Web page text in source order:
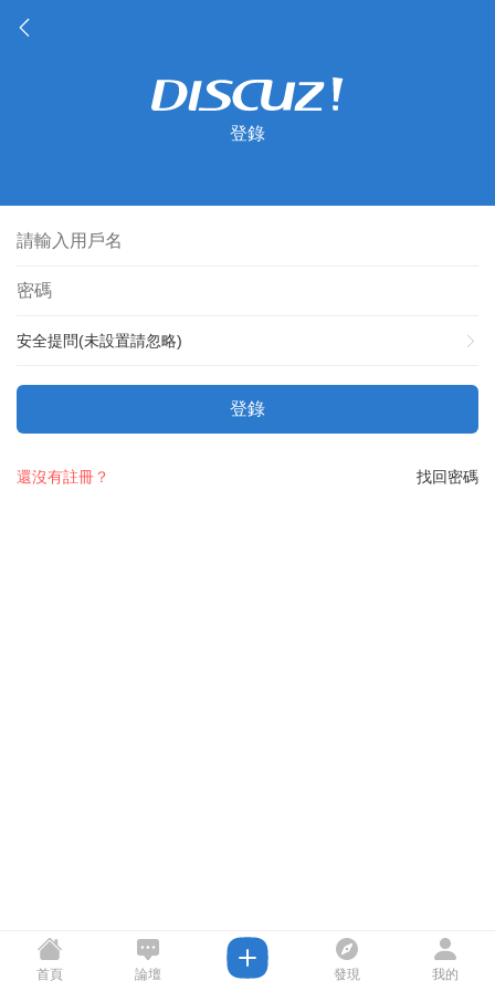
登錄
安全提問(未設置請忽略)
登錄
找回密碼
還沒有註冊？
首頁 論壇 發現 我的